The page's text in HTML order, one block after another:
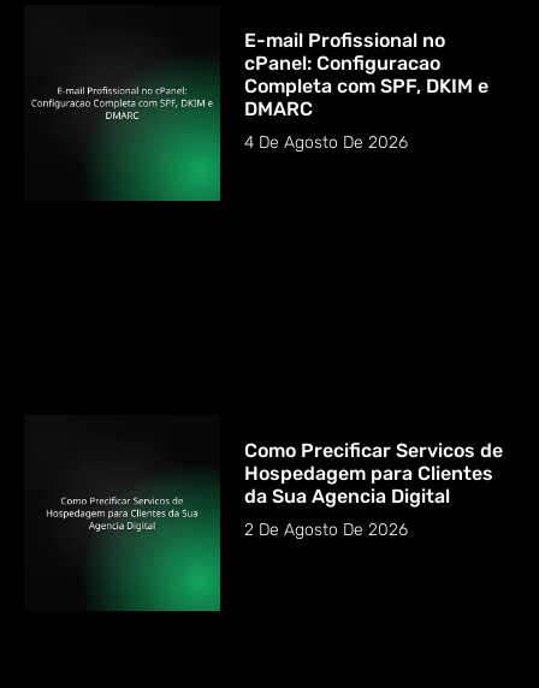
E-mail Profissional no
cPanel: Configuracao
Completa com SPF, DKIM e
DMARC
4 De Agosto De 2026
Como Precificar Servicos de
Hospedagem para Clientes
da Sua Agencia Digital
2 De Agosto De 2026